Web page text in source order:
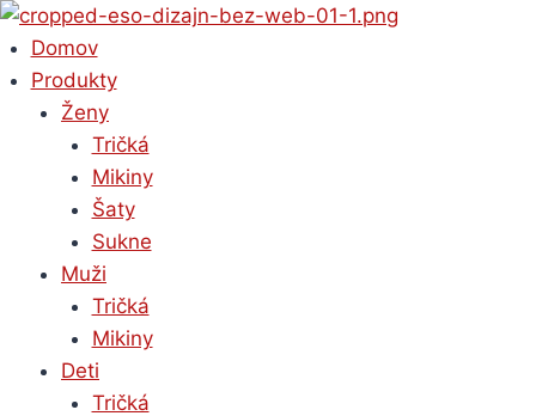
Skip
to
content
Domov
Produkty
Ženy
Tričká
Mikiny
Šaty
Sukne
Muži
Tričká
Mikiny
Deti
Tričká